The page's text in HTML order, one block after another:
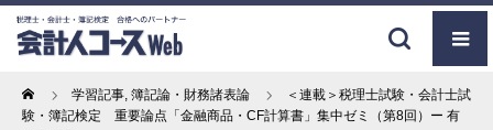
Home 学習記事, 簿記論・財務諸表論
＜連載＞税理士試験・会計士試
験・簿記検定 重要論点「金融商品・CF計算書」集中ゼミ（第8回）ー 有